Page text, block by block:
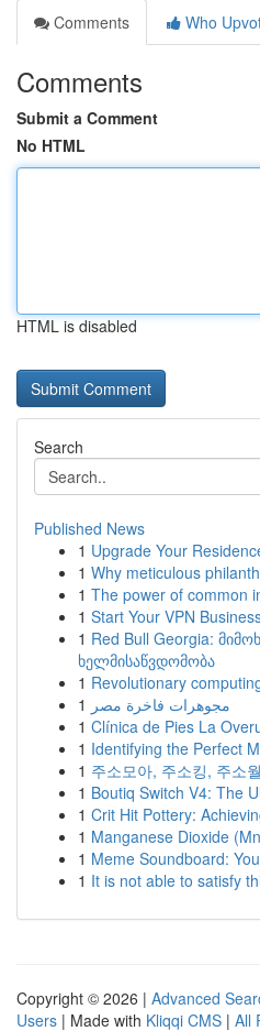
Comments
Who
Comments
Submit a Comment
No HTML
HTML is disabled
Search
Published News
1 Upgrade Your
1 Why meticulous
1 The power of common
1 Start Your VPN
1 Red Bull Georgia:
ხელმისაწვდომობა
1 Revolutionary
1 مجوهرات فاخرة مصر
1 Clínica de Pies La
1 Identifying the Perfect
1 주소모아, 주소킹, 주소
1 Boutiq Switch V4: The
1 Crit Hit Pottery:
1 Manganese Dioxide
1 Meme Soundboard:
1 It is not able to satisfy
Copyright © 2026 | Advanced
Users | Made with Kliqqi CMS | All